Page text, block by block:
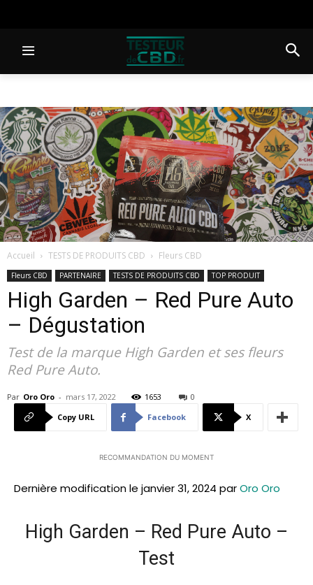
Accueil TESTS DE PRODUITS CBD Fleurs CBD
Fleurs CBD PARTENAIRE TESTS DE PRODUITS CBD TOP PRODUIT
High Garden – Red Pure Auto
– Dégustation
Test de la marque High Garden et ses fleurs
Red Pure Auto.
Par Oro Oro - mars 17, 2022 1653
0
Copy URL
Facebook X
RECOMMANDATION DU MOMENT
Dernière modification le janvier 31, 2024 parOro Oro
High Garden – Red Pure Auto –
Test